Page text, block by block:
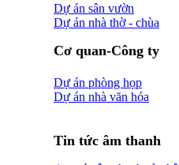
Dự án sân vườn
Dự án nhà thờ - chùa
Cơ quan-Công ty
Dự án phòng họp
Dự án nhà văn hóa
Tin tức âm thanh